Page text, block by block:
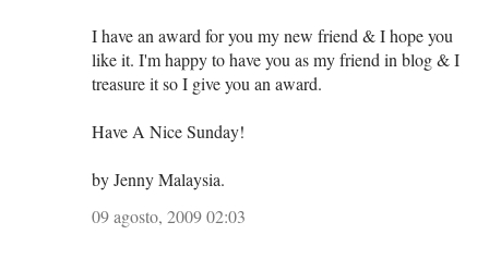
I have an award for you my new friend & I hope you
like it. I'm happy to have you as my friend in blog & I
treasure it so I give you an award.
Have A Nice Sunday!
by Jenny Malaysia.
09 agosto, 2009 02:03